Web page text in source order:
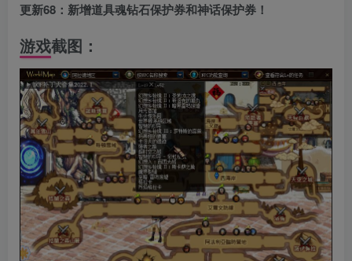
更新68：新增道具魂钻石保护券和神话保护券！
游戏截图：